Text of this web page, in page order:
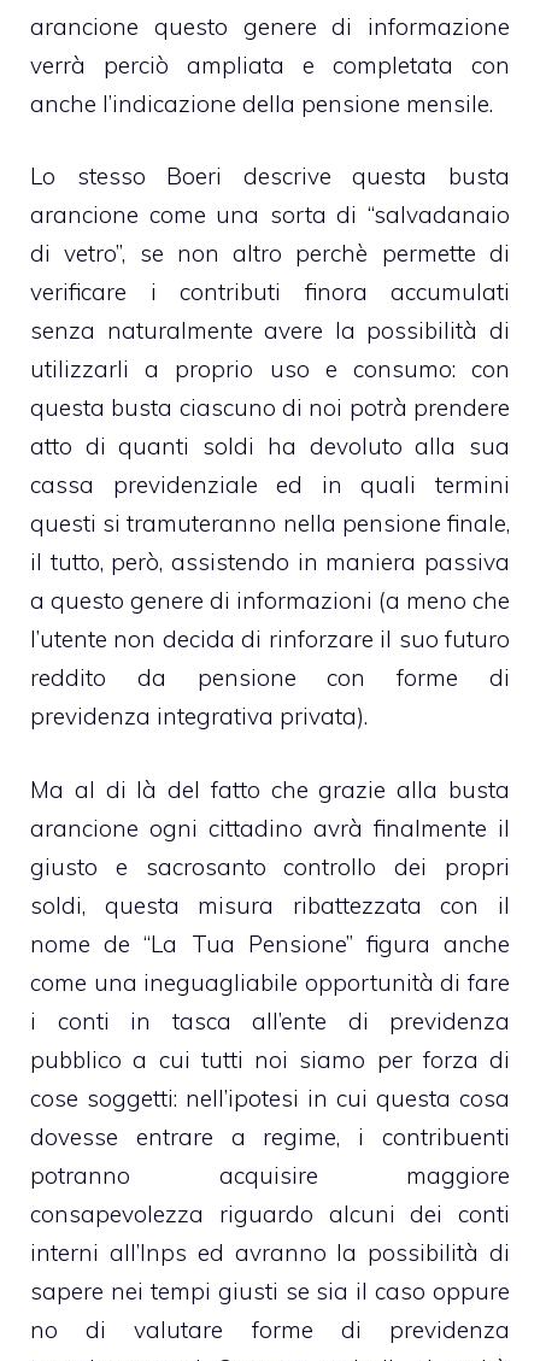
arancione questo genere di informazione
verrà perciò ampliata e completata con
anche l’indicazione della pensione mensile.
Lo stesso Boeri descrive questa busta
arancione come una sorta di “salvadanaio
di vetro”, se non altro perchè permette di
verificare i contributi finora accumulati
senza naturalmente avere la possibilità di
utilizzarli a proprio uso e consumo: con
questa busta ciascuno di noi potrà prendere
atto di quanti soldi ha devoluto alla sua
cassa previdenziale ed in quali termini
questi si tramuteranno nella pensione finale,
il tutto, però, assistendo in maniera passiva
a questo genere di informazioni (a meno che
l’utente non decida di rinforzare il suo futuro
reddito da pensione con forme di
previdenza integrativa privata).
Ma al di là del fatto che grazie alla busta
arancione ogni cittadino avrà finalmente il
giusto e sacrosanto controllo dei propri
soldi, questa misura ribattezzata con il
nome de “La Tua Pensione” figura anche
come una ineguagliabile opportunità di fare
i conti in tasca all’ente di previdenza
pubblico a cui tutti noi siamo per forza di
cose soggetti: nell’ipotesi in cui questa cosa
dovesse entrare a regime, i contribuenti
potranno acquisire maggiore
consapevolezza riguardo alcuni dei conti
interni all’Inps ed avranno la possibilità di
sapere nei tempi giusti se sia il caso oppure
no di valutare forme di previdenza